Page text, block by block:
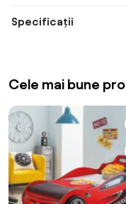
Specificații
Cele mai bune